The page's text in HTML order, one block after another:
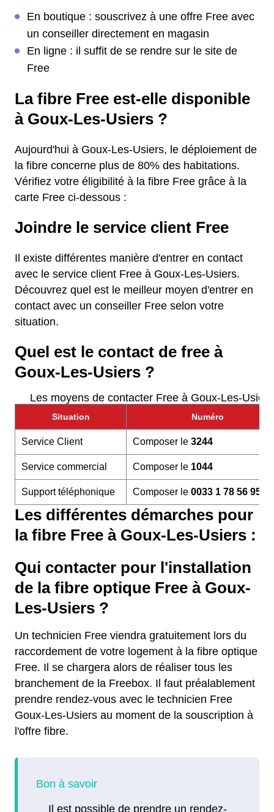
En boutique : souscrivez à une offre Free avec
un conseiller directement en magasin
En ligne : il suffit de se rendre sur le site de
Free
La fibre Free est-elle disponible
à Goux-Les-Usiers ?
Aujourd'hui à Goux-Les-Usiers, le déploiement de
la fibre concerne plus de 80% des habitations.
Vérifiez votre éligibilité à la fibre Free grâce à la
carte Free ci-dessous :
Joindre le service client Free
Il existe différentes manière d'entrer en contact
avec le service client Free à Goux-Les-Usiers.
Découvrez quel est le meilleur moyen d'entrer en
contact avec un conseiller Free selon votre
situation.
Quel est le contact de free à
Goux-Les-Usiers ?
Les moyens de contacter Free à Goux-Les-Usiers
Situation Numéro
Service Client Composer le 3244
Service commercial Composer le 1044
Support téléphonique Composer le 0033 1 78 56 95 60
Les différentes démarches pour
la fibre Free à Goux-Les-Usiers :
Qui contacter pour l'installation
de la fibre optique Free à Goux-
Les-Usiers ?
Un technicien Free viendra gratuitement lors du
raccordement de votre logement à la fibre optique
Free. Il se chargera alors de réaliser tous les
branchement de la Freebox. Il faut préalablement
prendre rendez-vous avec le technicien Free
Goux-Les-Usiers au moment de la souscription à
l'offre fibre.